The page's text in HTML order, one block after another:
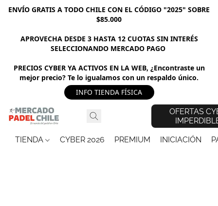
ENVÍO GRATIS A TODO CHILE CON EL CÓDIGO "2025" SOBRE
$85.000
APROVECHA DESDE 3 HASTA 12 CUOTAS SIN INTERÉS
SELECCIONANDO MERCADO PAGO
PRECIOS CYBER YA ACTIVOS EN LA WEB, ¿Encontraste un
mejor precio? Te lo igualamos con un respaldo único.
INFO TIENDA FÍSICA
OFERTAS
TIENDA CYBER 2026 PREMIUM INICIACIÓN